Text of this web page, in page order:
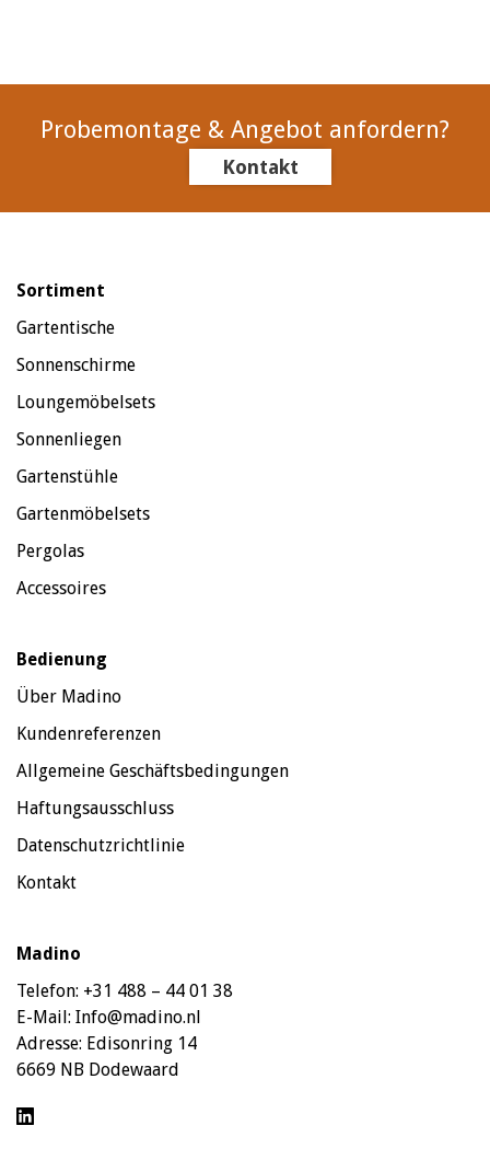
Probemontage & Angebot anfordern?
Kontakt
Sortiment
Gartentische
Sonnenschirme
Loungemöbelsets
Sonnenliegen
Gartenstühle
Gartenmöbelsets
Pergolas
Accessoires
Bedienung
Über Madino
Kundenreferenzen
Allgemeine Geschäftsbedingungen
Haftungsausschluss
Datenschutzrichtlinie
Kontakt
Madino
Telefon: +31 488 – 44 01 38
E-Mail: Info@madino.nl
Adresse: Edisonring 14
6669 NB Dodewaard